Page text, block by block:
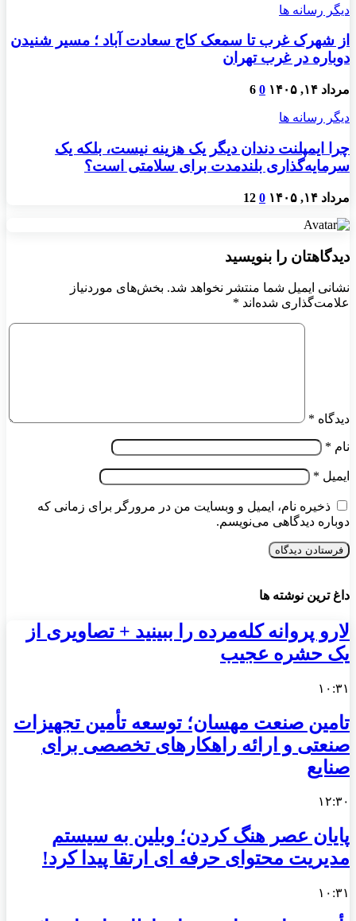
دیگر رسانه ها
از شهرک غرب تا سمعک کاج سعادت آباد ؛ مسیر شنیدن
دوباره در غرب تهران
مرداد ۱۴, ۱۴۰۵ 0
6
دیگر رسانه ها
چرا ایمپلنت دندان دیگر یک هزینه نیست، بلکه یک
سرمایه‌گذاری بلندمدت برای سلامتی است؟
مرداد ۱۴, ۱۴۰۵ 0
12
دیدگاهتان را بنویسید
نشانی ایمیل شما منتشر نخواهد شد. بخش‌های موردنیاز
علامت‌گذاری شده‌اند *
دیدگاه *
نام *
ایمیل *
ذخیره نام، ایمیل و وبسایت من در مرورگر برای زمانی که
دوباره دیدگاهی می‌نویسم.
داغ ترین نوشته ها
لارو پروانه کله‌مرده را ببینید + تصاویری از
یک حشره عجیب
۱۰:۳۱
تامین صنعت مهسان؛ توسعه تأمین تجهیزات
صنعتی و ارائه راهکارهای تخصصی برای
صنایع
۱۲:۳۰
پایان عصر هنگ کردن؛ وبلین به سیستم
مدیریت محتوای حرفه ای ارتقا پیدا کرد!
۱۰:۳۱